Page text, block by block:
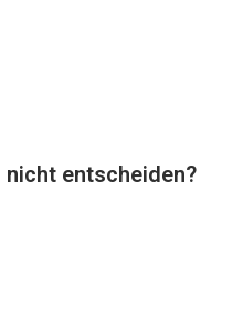
nicht entscheiden?